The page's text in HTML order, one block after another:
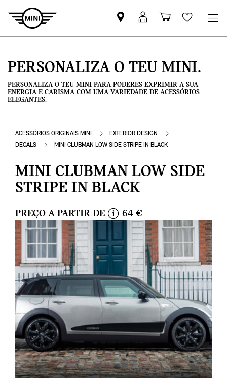
Pesquisar
parceiro
Iniciar
sessão
Carrinho
de
Wishlist
PERSONALIZA O TEU MINI.
PERSONALIZA O TEU MINI PARA PODERES EXPRIMIR A SUA
ENERGIA E CARISMA COM UMA VARIEDADE DE ACESSÓRIOS
ELEGANTES.
ACESSÓRIOS ORIGINAIS MINI
EXTERIOR DESIGN
DECALS
MINI CLUBMAN LOW SIDE STRIPE IN BLACK
MINI CLUBMAN LOW SIDE
STRIPE IN BLACK
PREÇO A PARTIR DE
f
o
64 €